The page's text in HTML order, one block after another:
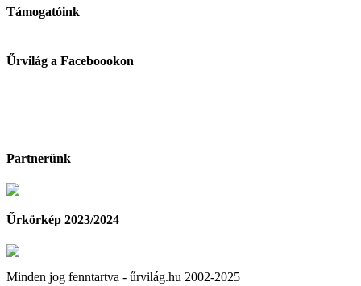
Támogatóink
Űrvilág a Faceboookon
Partnerünk
Űrkörkép 2023/2024
Minden jog fenntartva - űrvilág.hu 2002-2025